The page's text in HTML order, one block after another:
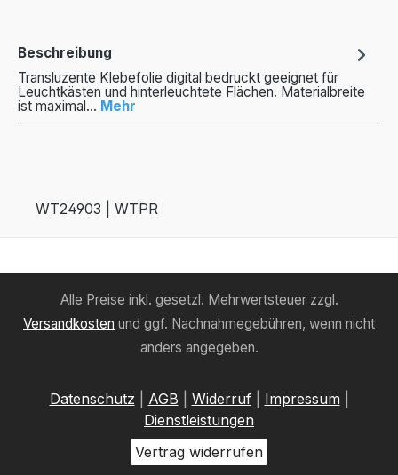
Beschreibung
Transluzente Klebefolie digital bedruckt geeignet für
Leuchtkästen und hinterleuchtete Flächen. Materialbreite
ist maximal… Mehr
WT24903 | WTPR
Alle Preise inkl. gesetzl. Mehrwertsteuer zzgl.
Versandkosten und ggf. Nachnahmegebühren, wenn nicht
anders angegeben.
Datenschutz AGB Widerruf| Impressum
Dienstleistungen
Vertrag widerrufen